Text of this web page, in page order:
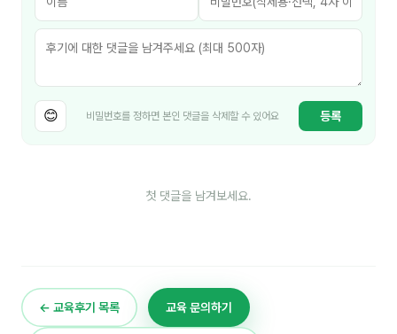
후기
대면교육 후기
담당자·교육생 피드백
고객사 레퍼런스
전체 도구
미팅·보고
😊 비밀번호를 정하면 본인 댓글을 삭제할 수 있어요 등록
첫 댓글을 남겨보세요.
← 교육후기 목록 교육 문의하기